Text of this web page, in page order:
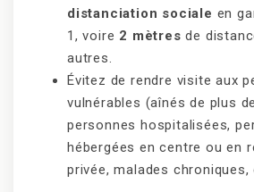
distanciation sociale en
1, voire 2 mètres de
autres.
Évitez de rendre visite aux
vulnérables (aînés de plus
personnes hospitalisées,
hébergées en centre ou en
privée, malades chroniques,